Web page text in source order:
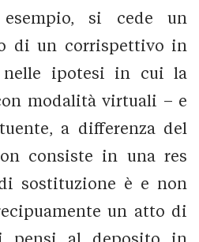
esempio, si cede un
di un corrispettivo in
nelle ipotesi in cui la
modalità virtuali – e
a differenza del
consiste in una res
sostituzione è e non
un atto di
pensi al deposito in